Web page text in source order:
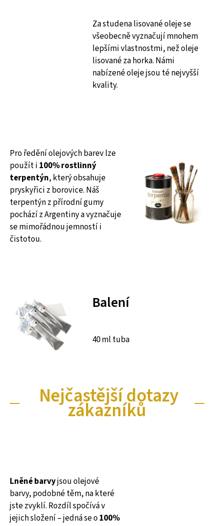
Za studena lisované oleje se
všeobecně vyznačují mnohem
lepšími vlastnostmi, než oleje
lisované za horka. Námi
nabízené oleje jsou té nejvyšší
kvality.
Pro ředění olejových barev lze
použít i 100% rostlinný
terpentýn, který obsahuje
pryskyřici z borovice. Náš
terpentýn z přírodní gumy
pochází z Argentiny a vyznačuje
se mimořádnou jemností i
čistotou.
Balení
40 ml tuba
Nejčastější dotazy
zákazníků
Lněné barvyjsou olejové
barvy, podobné těm, na které
jste zvyklí. Rozdíl spočívá v
jejich složení – jedná se o100%